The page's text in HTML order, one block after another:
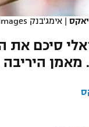
| אימג'בנק GettyImages
סיכם את
מאמן